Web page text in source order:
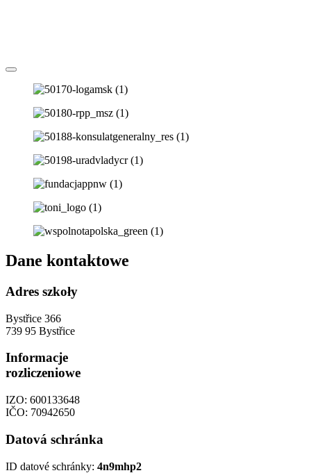
Dane kontaktowe
Adres szkoły
Bystřice 366
739 95 Bystřice
Informacje
rozliczeniowe
IZO: 600133648
IČO: 70942650
Datová schránka
ID datové schránky: 4n9mhp2